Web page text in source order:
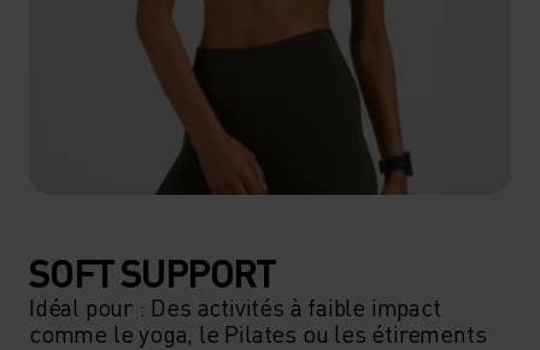
SOFT SUPPORT
Idéal pour : Des activités à faible impact
comme le yoga, le Pilates ou les étirements